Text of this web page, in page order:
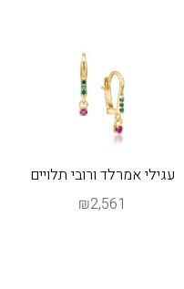
עגילי אמרלד ורובי תלויים
₪2,561